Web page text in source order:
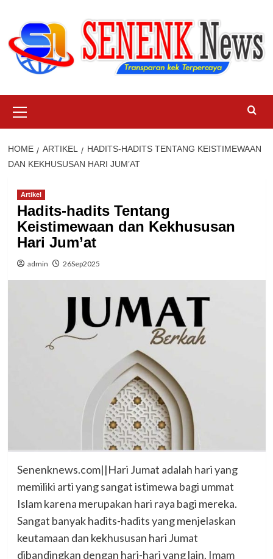
content
Menu
HOME ARTIKEL
HADITS-HADITS TENTANG KEISTIMEWAAN
DAN KEKHUSUSAN HARI JUM’AT
Artikel
Hadits-hadits Tentang
Keistimewaan dan Kekhususan
Hari Jum’at
admin 26Sep2025
Senenknews.com||Hari Jumat adalah hari yang
memiliki arti yang sangat istimewa bagi ummat
Islam karena merupakan hari raya bagi mereka.
Sangat banyak hadits-hadits yang menjelaskan
keutamaan dan kekhususan hari Jumat
dibandingkan dengan hari-hari yang lain. Imam